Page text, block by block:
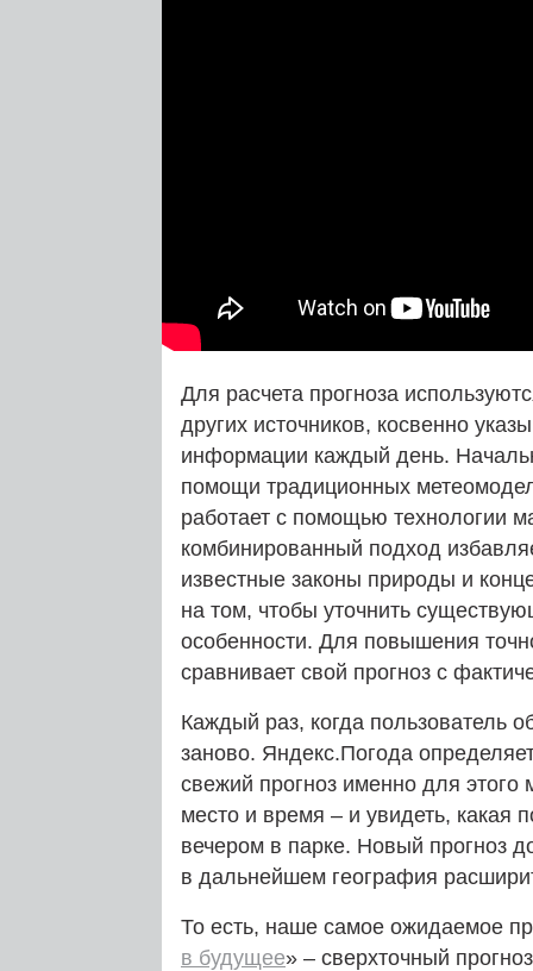
Для расчета прогноза
других источников, косвенно
информации каждый день.
помощи традиционных
работает с помощью технологии
комбинированный подход
известные законы природы и
на том, чтобы уточнить
особенности. Для повышения
сравнивает свой прогноз с
Каждый раз, когда пользователь
заново. Яндекс.Погода
свежий прогноз именно для
место и время – и увидеть, какая
вечером в парке. Новый прогноз
в дальнейшем география
То есть, наше самое ожидаемое
в будущее» – сверхточный